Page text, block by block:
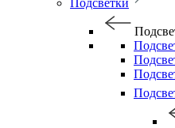
Подсветки